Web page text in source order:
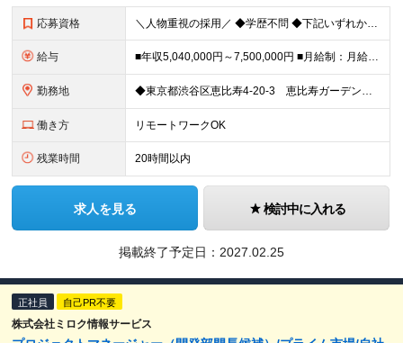
応募資格 ＼人物重視の採用／ ◆学歴不問 ◆下記いずれかを満たす方 ・SIerなどでプロジェクトマネージャー、プロジェクトリーダーの経験のある方 ・システム開発プロジェクトの経験のある方 ・開発経験のある方
給与 ■年収5,040,000円～7,500,000円 ■月給制：月給336,000円〜500,000円 （基本給248,600円～369,900円 固定残業代87,400円～130,100円/45時間相当
勤務地 ◆東京都渋谷区恵比寿4-20-3 恵比寿ガーデンプレイスタワー29階 ◆広島県広島市中区大手町1-2-1 おりづるタワー6F ※リモートワークの頻度：月3割 (変更の範囲)上記を除く当社関連勤務地
働き方 リモートワークOK
残業時間 20時間以内
求人を見る 検討中に入れる
掲載終了予定日： 2027.02.25
正社員 自己PR不要
株式会社ミロク情報サービス